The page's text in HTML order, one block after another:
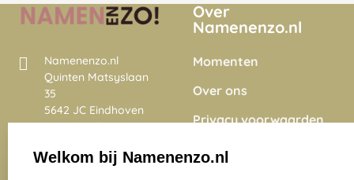
Namenenzo.nl
Quinten Matsyslaan
35
5642 JC Eindhoven
Nederland
Over
Namenenzo.nl
Momenten
Over ons
Privacy voorwaarden
Onze vacatures
Welkom bij Namenenzo.nl